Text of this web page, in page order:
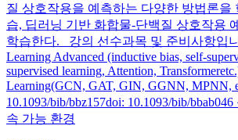
질 상호작용을 예측하는 다양한 방법론을
습, 딥러닝 기반 화합물-단백질 상호작용
학습한다. 강의 선수과목 및 준비사항입
Learning Advanced (inductive bias, self-
supervised learning, Attention,
Learning(GCN, GAT, GIN, GGNN, MPNN,
10.1093/bib/bbz157doi: 10.1093/bib/
속 가능 환경